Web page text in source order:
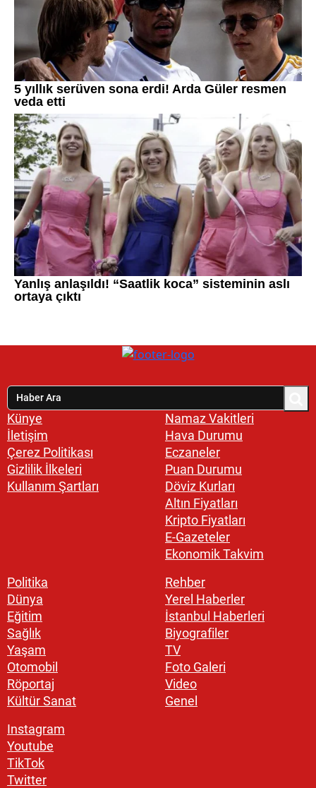
Künye
İletişim
Çerez Politikası
Gizlilik İlkeleri
Kullanım Şartları
Namaz Vakitleri
Hava Durumu
Eczaneler
Puan Durumu
Döviz Kurları
Altın Fiyatları
Kripto Fiyatları
E-Gazeteler
Ekonomik Takvim
Politika
Dünya
Eğitim
Sağlık
Yaşam
Otomobil
Röportaj
Kültür Sanat
Rehber
Yerel Haberler
İstanbul Haberleri
Biyografiler
TV
Foto Galeri
Video
Genel
Instagram
Youtube
TikTok
Twitter